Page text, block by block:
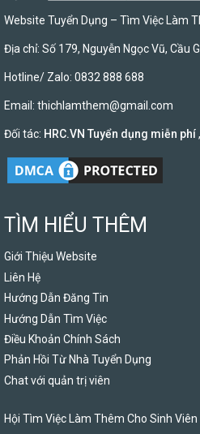
Website Tuyển Dụng – Tìm Việc Làm
Địa chỉ: Số 179, Nguyễn Ngọc Vũ, Cầu
Hotline/ Zalo: 0832 888 688
Email: thichlamthem@gmail.com
Đối tác: HRC.VN Tuyển dụng miễn phí
TÌM HIỂU THÊM
Giới Thiệu Website
Liên Hệ
Hướng Dẫn Đăng Tin
Hướng Dẫn Tìm Việc
Điều Khoản Chính Sách
Phản Hồi Từ Nhà Tuyển Dụng
Chat với quản trị viên
Hội Tìm Việc Làm Thêm Cho Sinh Viên